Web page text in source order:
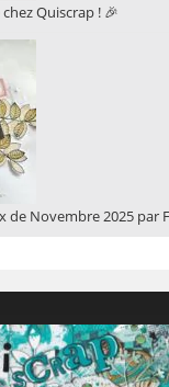
Quiscrap ! 🎉
de Novembre 2025 par